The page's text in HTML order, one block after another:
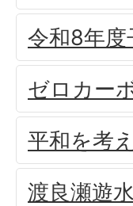
令和8年
ゼロカー
平和を考
渡良瀬遊